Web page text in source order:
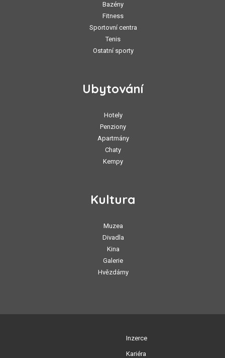
Bazény
Fitness
Sportovní centra
Tenis
Ostatní sporty
Ubytování
Hotely
Penziony
Apartmány
Chaty
Kempy
Kultura
Muzea
Divadla
Kina
Galerie
Hvězdárny
Inzerce
Kariéra